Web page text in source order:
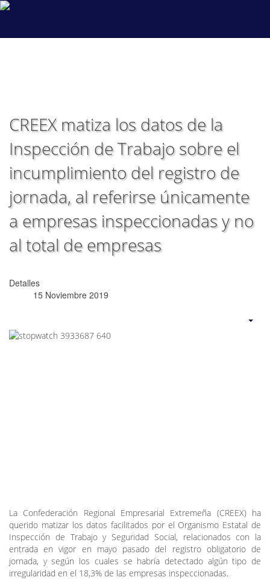
CREEX matiza los datos de la
Inspección de Trabajo sobre el
incumplimiento del registro de
jornada, al referirse únicamente
a empresas inspeccionadas y no
al total de empresas
Detalles
15 Noviembre 2019
La Confederación Regional Empresarial Extremeña (CREEX) ha
querido matizar los datos facilitados por el Organismo Estatal de
Inspección de Trabajo y Seguridad Social, relacionados con la
entrada en vigor en mayo pasado del registro obligatorio de
jornada, y según los cuales se habría detectado algún tipo de
irregularidad en el 18,3% de las empresas inspeccionadas.